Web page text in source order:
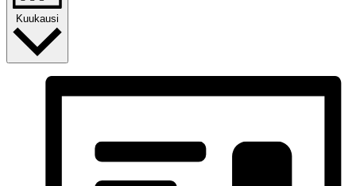
Kuukausi